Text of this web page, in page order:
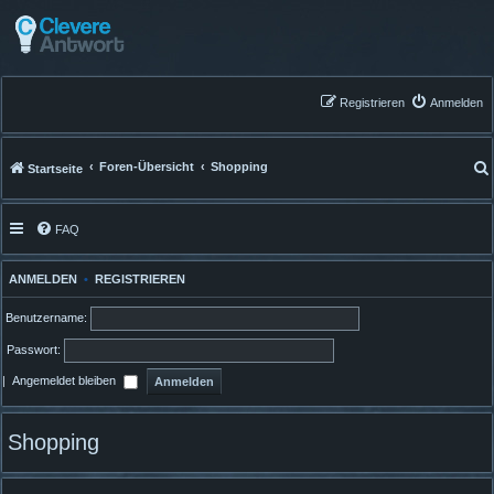
Anmelden
Registrieren
Startseite Foren-Übersicht Shopping
FAQ
ANMELDEN • REGISTRIEREN
Benutzername:
Passwort:
| Angemeldet bleiben
Shopping